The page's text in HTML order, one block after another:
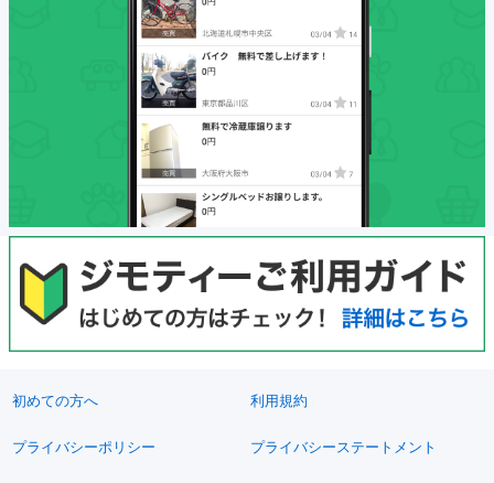
初めての方へ 利用規約
プライバシーポリシー プライバシーステートメント